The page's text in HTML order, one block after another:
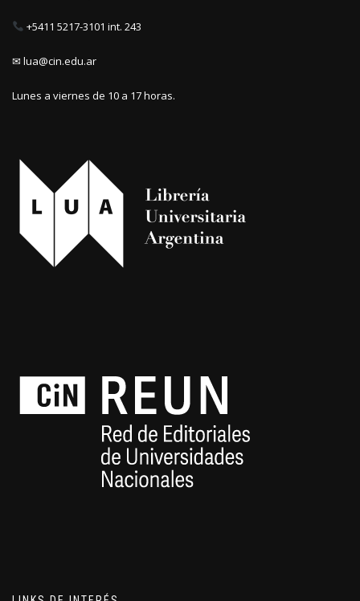
+5411 5217-3101 int. 243
✉ lua@cin.edu.ar
Lunes a viernes de 10 a 17 horas.